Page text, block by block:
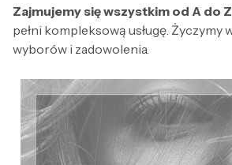
Zajmujemy się wszystkim od A do
pełni kompleksową usługę. Życzymy
wyborów i zadowolenia.